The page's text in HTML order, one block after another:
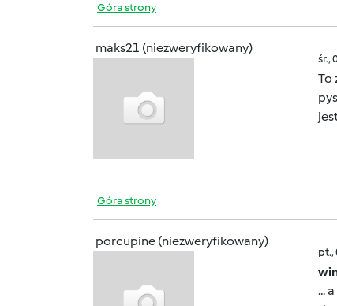
Góra strony
maks21 (niezweryfikowany)
śr.,
To
Góra strony
porcupine (niezweryfikowany)
pt.,
...